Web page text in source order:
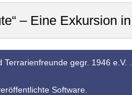
– Eine Exkursion
gegr. 1946 e.V.
Software.